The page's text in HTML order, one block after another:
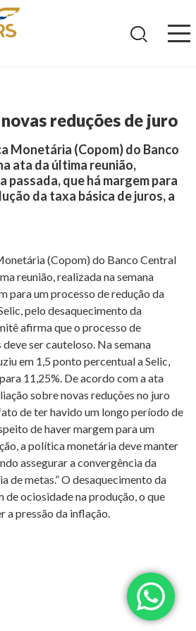
reduções de juro
Monetária (Copom) do Banco
ata da última reunião,
passada, que há margem para
da taxa básica de juros, a
(Copom) do Banco Central
reunião, realizada na semana
para um processo de redução da
pelo desaquecimento da
afirma que o processo de
ser cauteloso. Na semana
em 1,5 ponto percentual a Selic,
11,25%. De acordo com a ata
sobre novas reduções no juro
de ter havido um longo período de
de haver margem para um
a política monetária deve manter
assegurar a convergência da
de metas.” O desaquecimento da
de ociosidade na produção, o que
pressão da inflação.